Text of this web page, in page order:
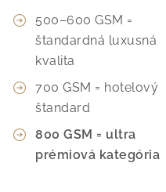
500–600 GSM =
štandardná luxusná
kvalita
700 GSM = hotelový
štandard
800 GSM = ultra
prémiová kategória